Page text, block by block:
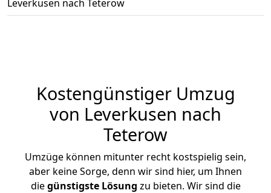
Leverkusen nach Teterow
Kostengünstiger Umzug
von Leverkusen nach
Teterow
Umzüge können mitunter recht kostspielig sein,
aber keine Sorge, denn wir sind hier, um Ihnen
diegünstigste Lösung zu bieten. Wir sind die